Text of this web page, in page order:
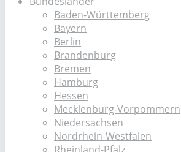
Baden-Württemberg
Bayern
Berlin
Brandenburg
Bremen
Hamburg
Hessen
Mecklenburg-Vorpommern
Niedersachsen
Nordrhein-Westfalen